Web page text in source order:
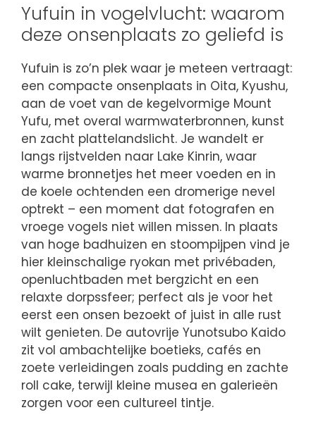
Yufuin in vogelvlucht: waarom
deze onsenplaats zo geliefd is
Yufuin is zo’n plek waar je meteen vertraagt:
een compacte onsenplaats in Oita, Kyushu,
aan de voet van de kegelvormige Mount
Yufu, met overal warmwaterbronnen, kunst
en zacht plattelandslicht. Je wandelt er
langs rijstvelden naar Lake Kinrin, waar
warme bronnetjes het meer voeden en in
de koele ochtenden een dromerige nevel
optrekt – een moment dat fotografen en
vroege vogels niet willen missen. In plaats
van hoge badhuizen en stoompijpen vind je
hier kleinschalige ryokan met privébaden,
openluchtbaden met bergzicht en een
relaxte dorpssfeer; perfect als je voor het
eerst een onsen bezoekt of juist in alle rust
wilt genieten. De autovrije Yunotsubo Kaido
zit vol ambachtelijke boetieks, cafés en
zoete verleidingen zoals pudding en zachte
roll cake, terwijl kleine musea en galerieën
zorgen voor een cultureel tintje.